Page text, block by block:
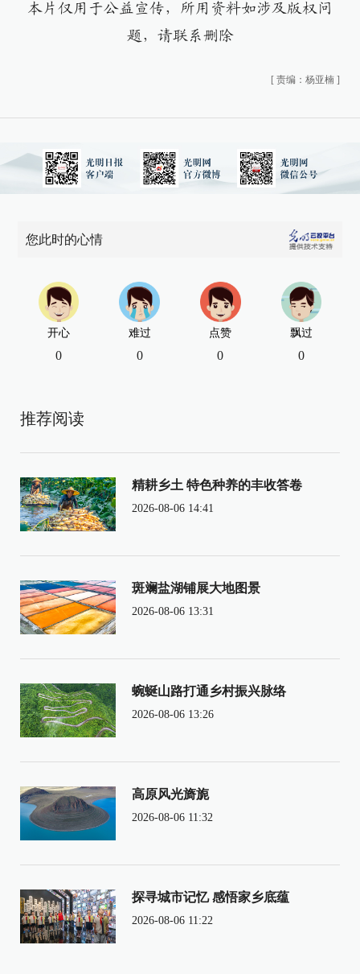
本片仅用于公益宣传，所用资料如涉及版权问
题，请联系删除
[ 责编：杨亚楠 ]
您此时的心情
开心
0
难过
0
点赞
0
飘过
0
推荐阅读
精耕乡土 特色种养的丰收答卷
2026-08-06 14:41
斑斓盐湖铺展大地图景
2026-08-06 13:31
蜿蜒山路打通乡村振兴脉络
2026-08-06 13:26
高原风光旖旎
2026-08-06 11:32
探寻城市记忆 感悟家乡底蕴
2026-08-06 11:22